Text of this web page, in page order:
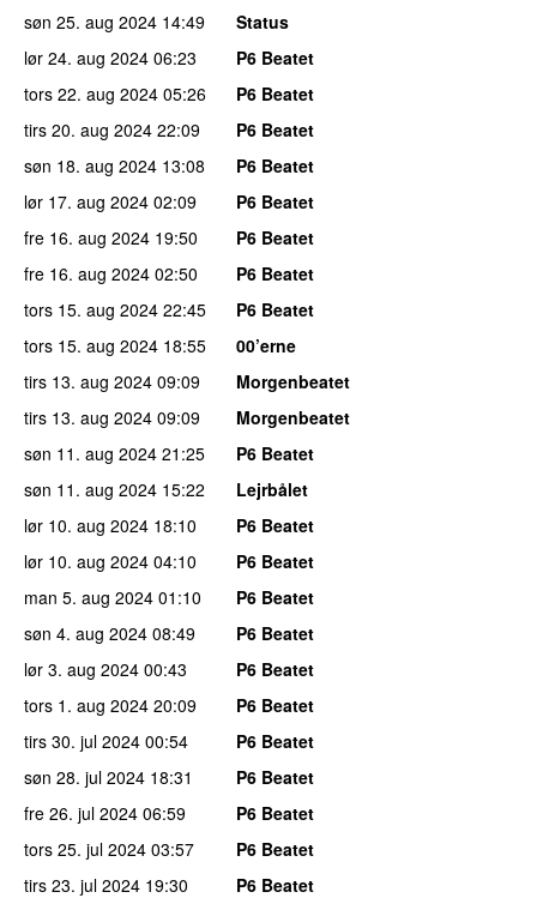
søn 25. aug 2024 14:49
Status
lør 24. aug 2024 06:23
P6 Beatet
tors 22. aug 2024 05:26
P6 Beatet
tirs 20. aug 2024 22:09
P6 Beatet
søn 18. aug 2024 13:08
P6 Beatet
lør 17. aug 2024 02:09
P6 Beatet
fre 16. aug 2024 19:50
P6 Beatet
fre 16. aug 2024 02:50
P6 Beatet
tors 15. aug 2024 22:45
P6 Beatet
tors 15. aug 2024 18:55
00’erne
tirs 13. aug 2024 09:09
Morgenbeatet
tirs 13. aug 2024 09:09
Morgenbeatet
søn 11. aug 2024 21:25
P6 Beatet
søn 11. aug 2024 15:22
Lejrbålet
lør 10. aug 2024 18:10
P6 Beatet
lør 10. aug 2024 04:10
P6 Beatet
man 5. aug 2024 01:10
P6 Beatet
søn 4. aug 2024 08:49
P6 Beatet
lør 3. aug 2024 00:43
P6 Beatet
tors 1. aug 2024 20:09
P6 Beatet
tirs 30. jul 2024 00:54
P6 Beatet
søn 28. jul 2024 18:31
P6 Beatet
fre 26. jul 2024 06:59
P6 Beatet
tors 25. jul 2024 03:57
P6 Beatet
tirs 23. jul 2024 19:30
P6 Beatet